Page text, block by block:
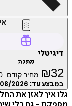
דיגיטלי
מתנה
₪32 מחיר קודם:
במבצע עד: 2026
גלו איך לאזן את